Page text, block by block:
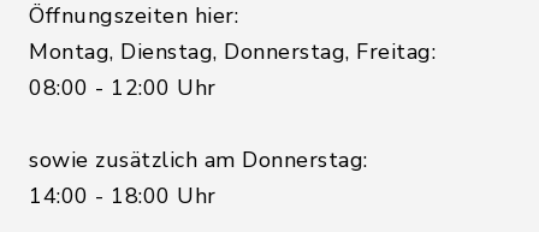
Öffnungszeiten hier:
Montag, Dienstag, Donnerstag, Freitag:
08:00 - 12:00 Uhr
sowie zusätzlich am Donnerstag:
14:00 - 18:00 Uhr